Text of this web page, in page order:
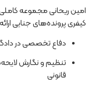
امین ریحانی مجموعه
کیفری پرونده‌های جنایی
دفاع تخصصی در
تنظیم و نگارش
قانونی